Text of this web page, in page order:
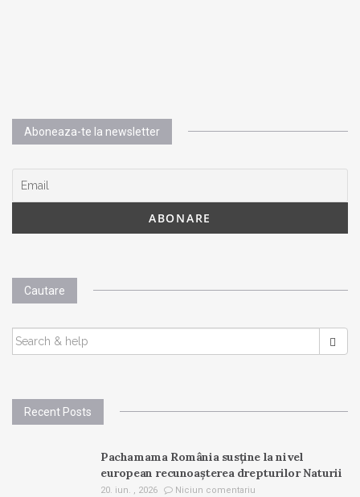
Aboneaza-te la newsletter
Cautare
SEARCH
FOR:
Recent Posts
Pachamama România susține la nivel
european recunoașterea drepturilor Naturii
20. iun. , 2026 Niciun comentariu